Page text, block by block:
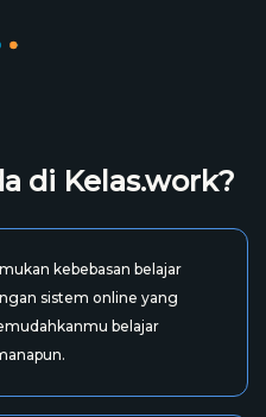
di Kelas.work?
kebebasan belajar
sistem online yang
belajar